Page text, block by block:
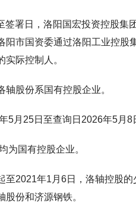
署日，洛阳国宏投资控股集
阳市国资委通过洛阳工业控股
际控制人。
股份系国有控股企业。
5月25日至查询日2026年5月8
为国有控股企业。
至2021年1月6日，洛轴控股
股份和济源钢铁。